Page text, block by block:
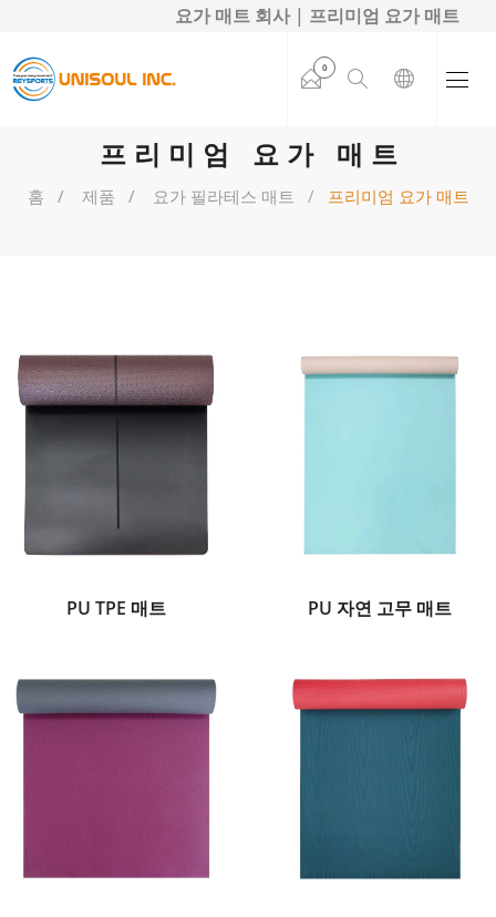
요가 매트 회사 | 프리미엄 요가 매트
0
프리미엄 요가 매트
홈 제품 요가 필라테스 매트 프리미엄 요가 매트
PU TPE 매트 PU 자연 고무 매트